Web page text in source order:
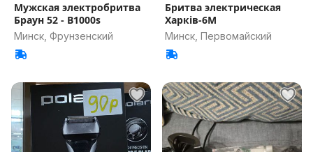
Мужская электробритва
Браун 52 - B1000s
Минск, Фрунзенский
Бритва электрическая
Харків-6М
Минск, Первомайский